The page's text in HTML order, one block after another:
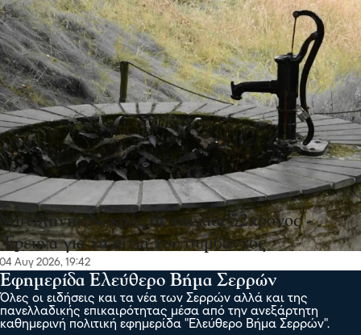
Μυτιλήνη: Νεκρός σε πηγάδι 52χρονος -
Έρευνα για τα αίτια του συμβάντος
04 Αυγ 2026, 19:42
Εφημερίδα Ελεύθερο Βήμα Σερρών
Όλες οι ειδήσεις και τα νέα των Σερρών αλλά και της
πανελλαδικής επικαιρότητας μέσα από την ανεξάρτητη
καθημερινή πολιτική εφημερίδα "Ελεύθερο Βήμα Σερρών".